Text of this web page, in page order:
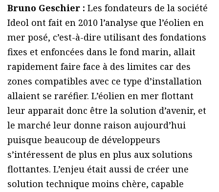
Bruno Geschier : Les fondateurs de la société
Ideol ont fait en 2010 l’analyse que l’éolien en
mer posé, c’est-à-dire utilisant des fondations
fixes et enfoncées dans le fond marin, allait
rapidement faire face à des limites car des
zones compatibles avec ce type d’installation
allaient se raréfier. L’éolien en mer flottant
leur apparait donc être la solution d’avenir, et
le marché leur donne raison aujourd’hui
puisque beaucoup de développeurs
s’intéressent de plus en plus aux solutions
flottantes. L’enjeu était aussi de créer une
solution technique moins chère, capable